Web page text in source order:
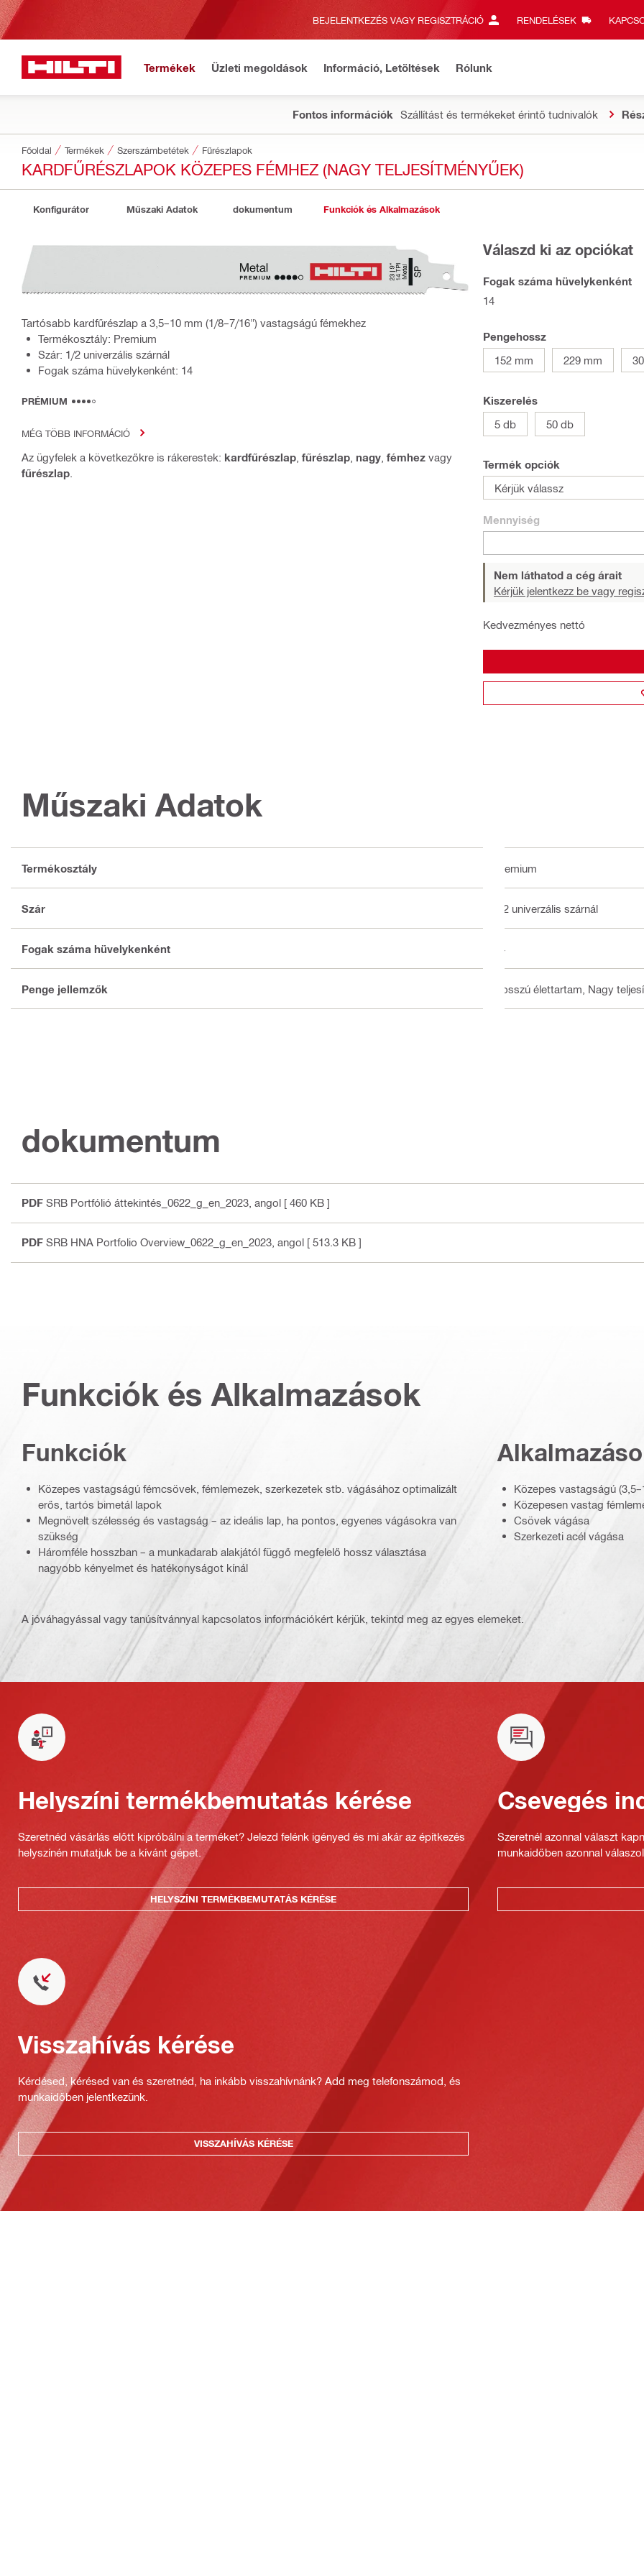
BEJELENTKEZÉS VAGY REGISZTRÁCIÓ RENDELÉSEK
Termékek Üzleti megoldások Információ, Letöltések Rólunk
Fontos információk Szállítást és termékeket érintő tudnivalók
Főoldal Termékek Szerszámbetétek Fűrészlapok
KARDFŰRÉSZLAPOK KÖZEPES FÉMHEZ (NAGY TELJESÍTMÉNYŰEK)
Konfigurátor Műszaki Adatok dokumentum Funkciók és Alkalmazások
Tartósabb kardfűrészlap a 3,5–10 mm (1/8–7/16") vastagságú fémekhez
Termékosztály: Premium
Szár: 1/2 univerzális szárnál
Fogak száma hüvelykenként: 14
PRÉMIUM
MÉG TÖBB INFORMÁCIÓ
Az ügyfelek a következőkre is rákerestek: kardfűrészlap fűrészlap nagy fémhez vagy
fűrészlap
Válaszd ki az opciókat
Fogak száma hüvelykenként
14
Pengehossz
152 mm
229 mm
Kiszerelés
5 db
50 db
Termék opciók
Kérjük válassz
Mennyiség
Nem láthatod a cég árait
Kérjük jelentkezz be vagy
Kedvezményes nettó
Műszaki Adatok
Termékosztály Premium
Szár 1/2 univerzális szárnál
Fogak száma hüvelykenként 14
Penge jellemzők Hosszú élettartam, Nagy
dokumentum
PDF SRB Portfólió áttekintés_0622_g_en_2023 , angol [ 460 KB ]
PDF SRB HNA Portfolio Overview_0622_g_en_2023 , angol [ 513.3 KB ]
Funkciók és Alkalmazások
Funkciók
Közepes vastagságú fémcsövek, fémlemezek, szerkezetek stb. vágásához optimalizált
erős, tartós bimetál lapok
Megnövelt szélesség és vastagság – az ideális lap, ha pontos, egyenes vágásokra van
szükség
Háromféle hosszban – a munkadarab alakjától függő megfelelő hossz választása
nagyobb kényelmet és hatékonyságot kínál
Közepes vastagságú
Közepesen vastag
Csövek vágása
Szerkezeti acél vágása
A jóváhagyással vagy tanúsítvánnyal kapcsolatos információkért kérjük, tekintd meg az egyes elemeket.
Helyszíni termékbemutatás kérése
Szeretnéd vásárlás előtt kipróbálni a terméket? Jelezd felénk igényed és mi akár az építkezés
helyszínén mutatjuk be a kívánt gépet.
HELYSZÍNI TERMÉKBEMUTATÁS KÉRÉSE
Csevegés
Szeretnél azonnal választ
munkaidőben azonnal
Visszahívás kérése
Kérdésed, kérésed van és szeretnéd, ha inkább visszahívnánk? Add meg telefonszámod, és
munkaidőben jelentkezünk.
VISSZAHÍVÁS KÉRÉSE